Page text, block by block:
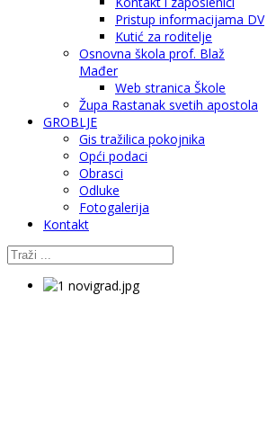
Pristup informacijama DV
Kutić za roditelje
Osnovna škola prof. Blaž
Mađer
Web stranica Škole
Župa Rastanak svetih apostola
GROBLJE
Gis tražilica pokojnika
Opći podaci
Obrasci
Odluke
Fotogalerija
Kontakt